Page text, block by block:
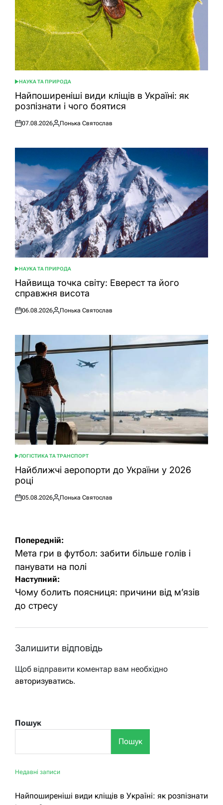
ОПУБЛІКУВАТИ
У
НАУКА ТА ПРИРОДА
Найпоширеніші види кліщів в Україні: як
розпізнати і чого боятися
Оприлюднено
07.08.2026
Опубліковано
Понька Святослав
ОПУБЛІКУВАТИ
У
НАУКА ТА ПРИРОДА
Найвища точка світу: Еверест та його
справжня висота
Оприлюднено
06.08.2026
Опубліковано
Понька Святослав
ОПУБЛІКУВАТИ
У
ЛОГІСТИКА ТА ТРАНСПОРТ
Найближчі аеропорти до України у 2026
році
Оприлюднено
05.08.2026
Опубліковано
Понька Святослав
Навігація
записів
Попередній:
Мета гри в футбол: забити більше голів і
панувати на полі
Наступний:
Чому болить поясниця: причини від м’язів
до стресу
Залишити відповідь
Щоб відправити коментар вам необхідно
авторизуватись.
Пошук
Пошук
Недавні записи
Найпоширеніші види кліщів в Україні: як розпізнати